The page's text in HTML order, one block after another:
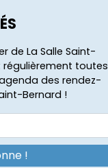
de La Salle Saint-
régulièrement toutes
des rendez-
Bernard !